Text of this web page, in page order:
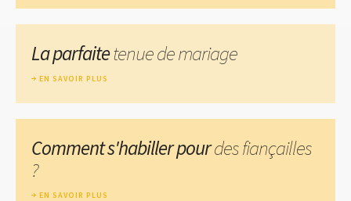
La parfaitetenue de mariage
EN SAVOIR PLUS
Comment s'habiller pourdes fiançailles
?
EN SAVOIR PLUS